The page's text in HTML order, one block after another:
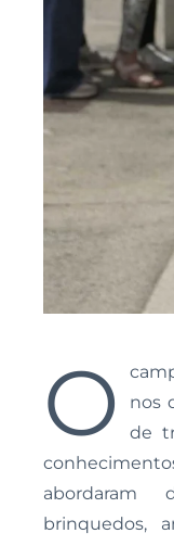
O
nos
de
abordaram
brinquedos,